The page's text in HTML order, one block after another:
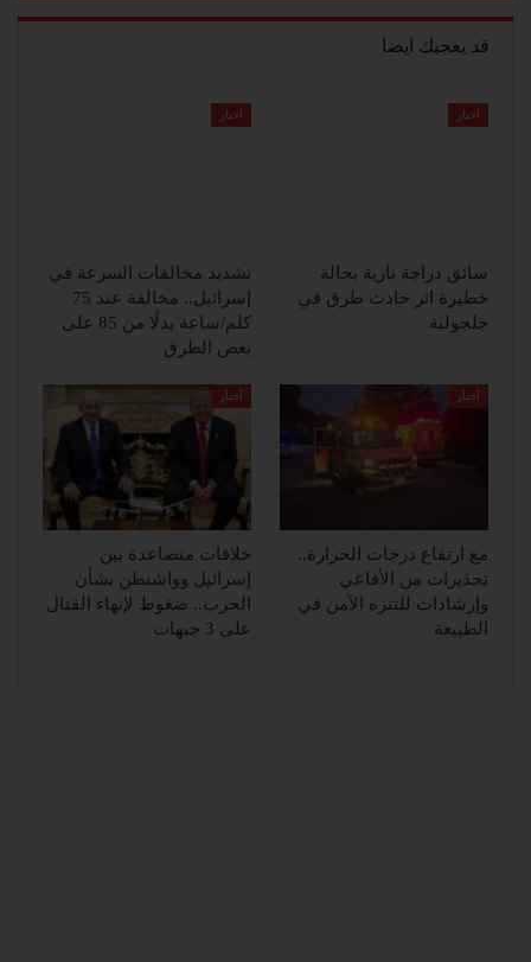
قد يعجبك ايضا
أخبار
سائق دراجة نارية بحالة
خطيرة اثر حادث طرق في
جلجولية
أخبار
تشديد مخالفات السرعة في
إسرائيل.. مخالفة عند 75
كلم/ساعة بدلًا من 85 على
بعض الطرق
أخبار
مع ارتفاع درجات الحرارة..
تحذيرات من الأفاعي
وإرشادات للتنزه الآمن في
الطبيعة
أخبار
خلافات متصاعدة بين
إسرائيل وواشنطن بشأن
الحرب.. ضغوط لإنهاء القتال
على 3 جبهات